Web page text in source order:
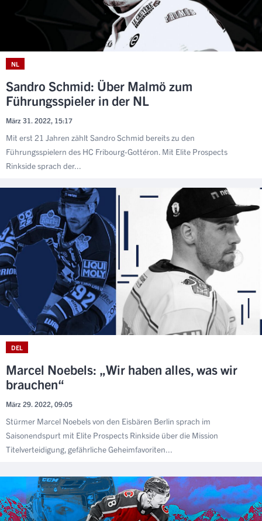
NL
Sandro Schmid: Über Malmö zum
Führungsspieler in der NL
März 31. 2022, 15:17
Mit erst 21 Jahren zählt Sandro Schmid bereits zu den
Führungsspielern des HC Fribourg-Gottéron. Mit Elite Prospects
Rinkside sprach der...
DEL
Marcel Noebels: „Wir haben alles, was wir
brauchen“
März 29. 2022, 09:05
Stürmer Marcel Noebels von den Eisbären Berlin sprach im
Saisonendspurt mit Elite Prospects Rinkside über die Mission
Titelverteidigung, gefährliche Geheimfavoriten...